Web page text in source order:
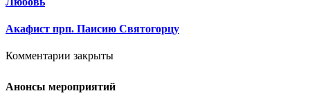
Акафист прп. Паисию Святогорцу
Комментарии закрыты
Анонсы мероприятий